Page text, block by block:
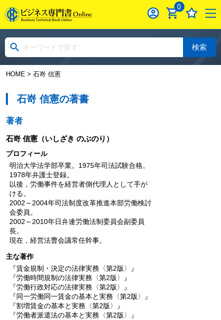
0
検索
HOME> 石嵜 信憲
石嵜 信憲の著書
著者
石嵜 信憲（いしざき のぶのり）
プロフィール
明治大学法学部卒業。1975年司法試験合格。
1978年弁護士登録。
以後，労働事件を経営者側代理人として手が
ける。
2002～2004年司法制度改革推進本部労働検討
会委員。
2002～2010年日弁連労働法制委員会副委員
長。
現在，経営法曹会議常任幹事。
主な著作
『賃金規制・決定の法律実務〈第2版〉』
『労働時間規制の法律実務〈第2版〉』
『労働行政対応の法律実務〈第2版〉』
『同一労働同一賃金の基本と実務〈第2版〉』
『割増賃金の基本と実務〈第2版〉』
『労働者派遣法の基本と実務〈第2版〉』